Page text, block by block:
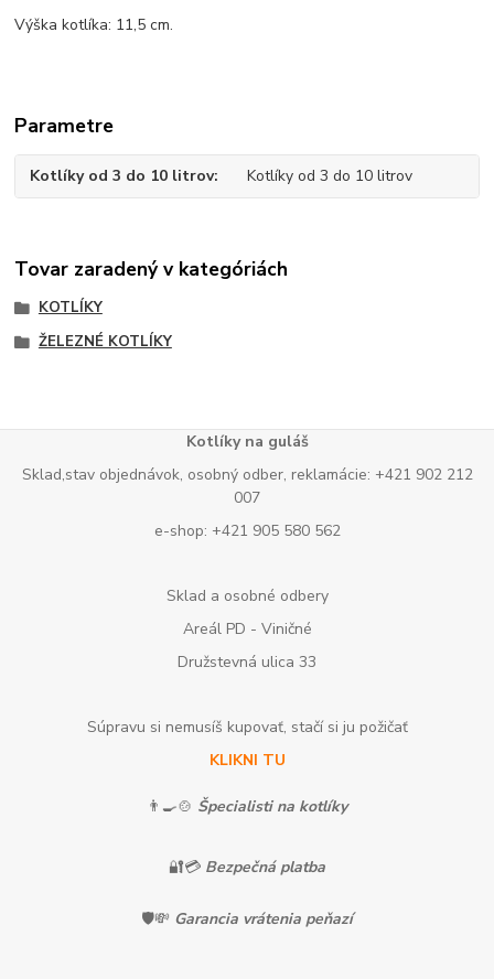
Výška kotlíka: 11,5 cm.
Parametre
Kotlíky od 3 do 10 litrov Kotlíky od 3 do 10 litrov
Tovar zaradený v kategóriách
KOTLÍKY
ŽELEZNÉ KOTLÍKY
Kotlíky na guláš
Sklad,stav objednávok, osobný odber, reklamácie: +421 902 212
007
e-shop: +421 905 580 562
Sklad a osobné odbery
Areál PD - Viničné
Družstevná ulica 33
Súpravu si nemusíš kupovať, stačí si ju požičať
KLIKNI TU
👨‍🍳🍲 Špecialisti na kotlíky
🔐💳 Bezpečná platba
🛡️💸 Garancia vrátenia peňazí